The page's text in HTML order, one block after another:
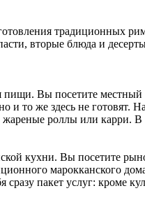
традиционных
вторые блюда и
Вы посетите
то же здесь не готовят.
роллы или карри. В
кухни. Вы посетите
марокканского
сразу пакет услуг: кроме